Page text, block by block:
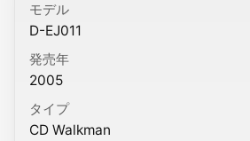
モデル
D-EJ011
発売年
2005
タイプ
CD Walkman